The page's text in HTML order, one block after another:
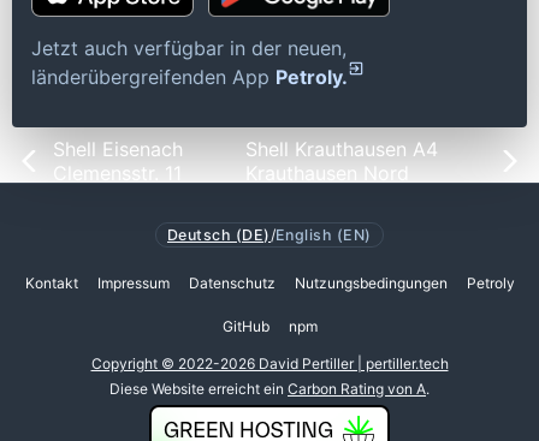
Jetzt auch verfügbar in der neuen,
länderübergreifenden App Petroly.
Shell Eisenach
Clemensstr. 11
Shell Krauthausen A4
Krauthausen Nord
Deutsch (DE) /English (EN)
Kontakt Impressum Datenschutz Nutzungsbedingungen Petroly
GitHub npm
Copyright © 2022-2026 David Pertiller | pertiller.tech
Diese Website erreicht ein Carbon Rating von A.